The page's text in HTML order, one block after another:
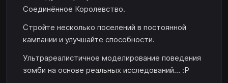
Соединённое Королевство.
Стройте несколько поселений в постоянной
кампании и улучшайте способности.
Ультрареалистичное моделирование поведения
зомби на основе реальных исследований… :P